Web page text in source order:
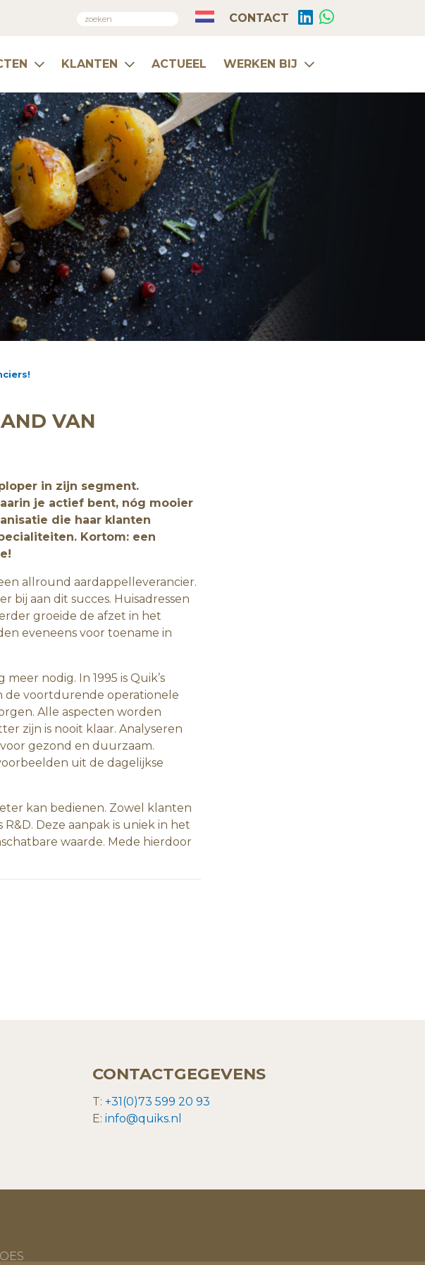
CONTACT
KLANTEN ACTUEEL WERKEN BIJ
VAN
in zijn segment.
je actief bent, nóg mooier
die haar klanten
Kortom: een
allround aardappelleverancier.
aan dit succes. Huisadressen
groeide de afzet in het
eveneens voor toename in
nodig. In 1995 is Quik’s
de voortdurende operationele
Alle aspecten worden
zijn is nooit klaar. Analyseren
gezond en duurzaam.
uit de dagelijkse
kan bedienen. Zowel klanten
Deze aanpak is uniek in het
waarde. Mede hierdoor
CONTACTGEGEVENS
T: +31(0)73 599 20 93
E: info@quiks.nl